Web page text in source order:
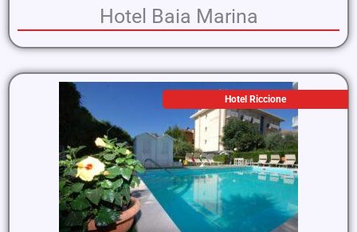
Hotel Baia Marina
Hotel Riccione